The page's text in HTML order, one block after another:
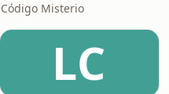
Código Misterio
LC